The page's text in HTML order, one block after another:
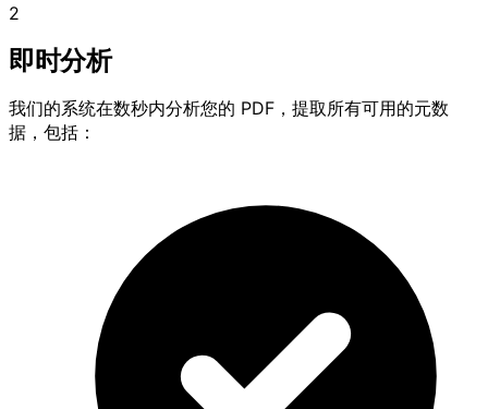
2
即时分析
我们的系统在数秒内分析您的 PDF，提取所有可用的元数
据，包括：